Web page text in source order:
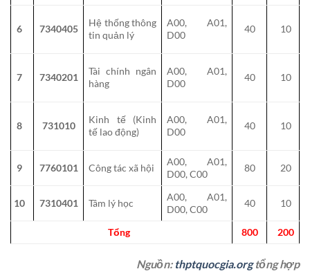
6 7340405
Hệ thống thông
tin quản lý
A00, A01,
D00
40 10
7 7340201
Tài chính ngân
hàng
A00, A01,
D00
40 10
8 731010
Kinh tế (Kinh
tế lao động)
A00, A01,
D00
40 10
9 7760101 Công tác xã hội
A00, A01,
D00, C00
80 20
10 7310401 Tâm lý học
A00, A01,
D00, C00
40 10
Tổng 800 200
Nguồn: thptquocgia.orgtổng hợp